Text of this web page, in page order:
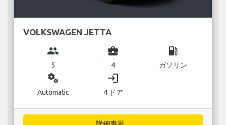
VOLKSWAGEN JETTA
group
5
business_center
4
local_gas_station
ガソリン
miscellaneous_services
Automatic
login
4 ドア